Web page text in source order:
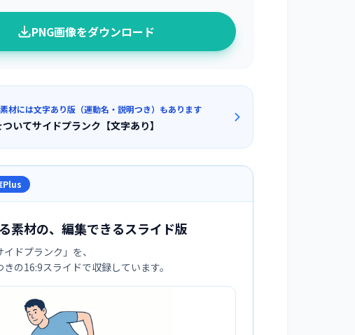
PNG画像をダウンロード
材には文字あり版（運動名・説明つき）もあります
ついてサイドプランク【文字あり】
Plus
素材の、編集できるスライド版
イドプランク 」を、
の16:9スライドで収録しています。